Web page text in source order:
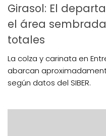
Girasol: El
el área
totales
La colza y carinata en
abarcan
según datos del SIBER.